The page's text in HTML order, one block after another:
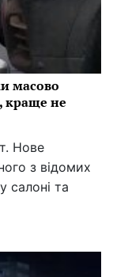
масово
краще не
Нове
з відомих
салоні та